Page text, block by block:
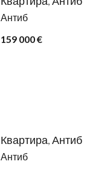
Антиб
159 000 €
Квартира, Антиб
Антиб